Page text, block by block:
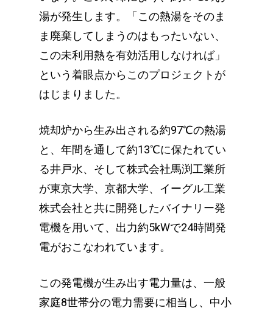
湯が発生します。「この熱湯をそのま
ま廃棄してしまうのはもったいない、
この未利用熱を有効活用しなければ」
という着眼点からこのプロジェクトが
はじまりました。
焼却炉から生み出される約97℃の熱湯
と、年間を通して約13℃に保たれてい
る井戸水、そして株式会社馬渕工業所
が東京大学、京都大学、イーグル工業
株式会社と共に開発したバイナリー発
電機を用いて、出力約5kWで24時間発
電がおこなわれています。
この発電機が生み出す電力量は、一般
家庭8世帯分の電力需要に相当し、中小